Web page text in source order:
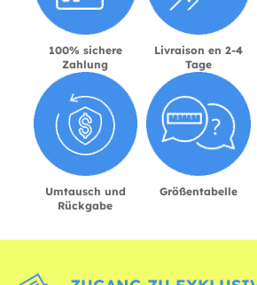
100% sichere
Zahlung
Livraison en 2-4
Tage
Umtausch und
Rückgabe
Größentabelle